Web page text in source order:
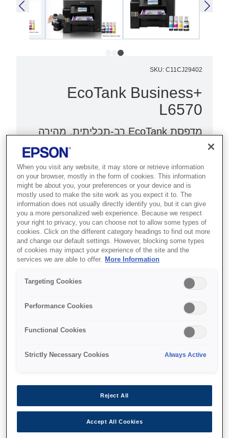
SKU: C11CJ29402
EcoTank Business+
L6570
מדפסת EcoTank רב-תכליתית, מהירה
במיוחד ובעלת קיבולת גבוהה זו מספקת
עלות הדפסת עמוד נמוכה עם התערבות
משתמש מינימלית לחיסכון בזמן ובכסף.
הדפסה וסריקה מהירות
עלות הדפסת עמוד נמוכה
רב-תכליתיות עם ADF‎
מהירויות הדפסה וסריקה גבוהות
במיוחד
When you visit any website, it may store or retrieve information
on your browser, mostly in the form of cookies. This information
might be about you, your preferences or your device and is
mostly used to make the site work as you expect it to. The
information does not usually directly identify you, but it can give
you a more personalized web experience. Because we respect
your right to privacy, you can choose not to allow some types of
cookies. Click on the different category headings to find out more
and change our default settings. However, blocking some types
of cookies may impact your experience of the site and the
services we are able to offer. More Information
Targeting Cookies
Performance Cookies
Functional Cookies
Strictly Necessary Cookies Always Active
Reject All
Accept All Cookies